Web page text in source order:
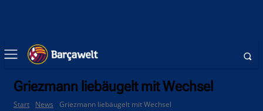
Griezmann liebäugelt mit Wechsel
Start News Griezmann liebäugelt mit Wechsel